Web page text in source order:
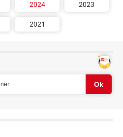
2024 2023
2021